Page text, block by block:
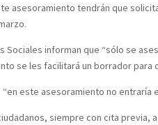
asesoramiento tendrán que
Sociales informan que “sólo se
se les facilitará un borrador para
“en este asesoramiento no
siempre con cita previa,